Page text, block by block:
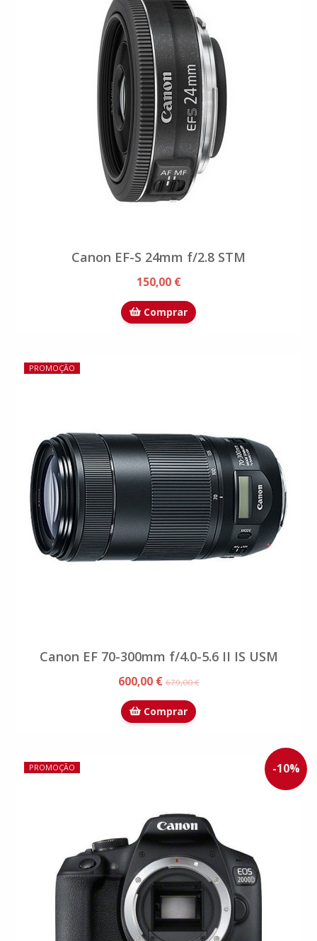
Canon EF-S 24mm f/2.8 STM
150,00 €
Comprar
PROMOÇÃO
Canon EF 70-300mm f/4.0-5.6 II IS USM
600,00 €679,00 €
Comprar
-10%
PROMOÇÃO